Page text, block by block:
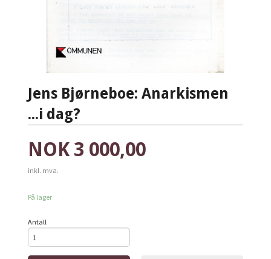
Jens Bjørneboe: Anarkismen
...i dag?
Pris
NOK 3 000,00
inkl. mva.
På lager
Antall